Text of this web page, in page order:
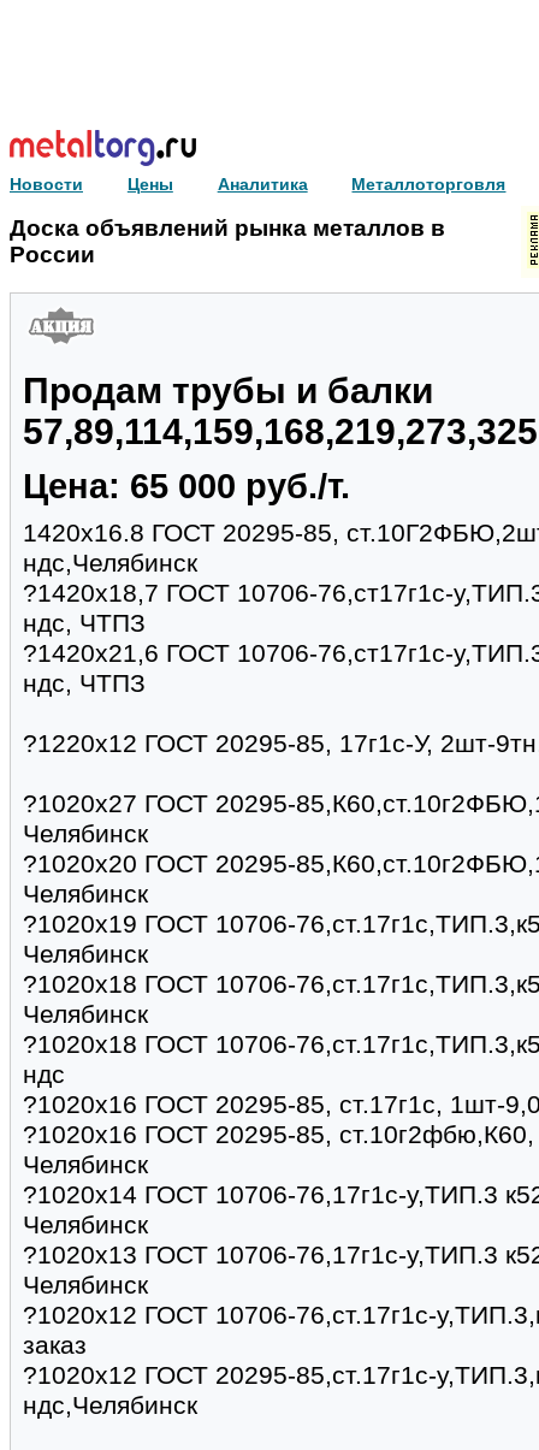
Новости Цены Аналитика Металлоторговля
Доска объявлений рынка металлов в
России
Продам трубы и балки
Цена: 65 000 руб./т.
1420х16.8 ГОСТ 20295-85,
ндс,Челябинск
?1420х18,7 ГОСТ 10706-76,ст17г1с-
ндс, ЧТПЗ
?1420х21,6 ГОСТ 10706-76,ст17г1с-
ндс, ЧТПЗ
?1220х12 ГОСТ 20295-85, 17г1с-У, 2шт-
?1020х27 ГОСТ 20295-
Челябинск
?1020х20 ГОСТ 20295-
Челябинск
?1020х19 ГОСТ 10706-
Челябинск
?1020х18 ГОСТ 10706-
Челябинск
?1020х18 ГОСТ 10706-
ндс
?1020х16 ГОСТ 20295-85, ст.17г1с, 1шт-
?1020х16 ГОСТ 20295-85,
Челябинск
?1020х14 ГОСТ 10706-76,17г1с-у,ТИП.3
Челябинск
?1020х13 ГОСТ 10706-76,17г1с-у,ТИП.3
Челябинск
?1020х12 ГОСТ 10706-76,ст.17г1с-
заказ
?1020х12 ГОСТ 20295-85,ст.17г1с-
ндс,Челябинск